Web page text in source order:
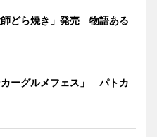
どら焼き」発売 物語ある
ーグルメフェス」 パトカ